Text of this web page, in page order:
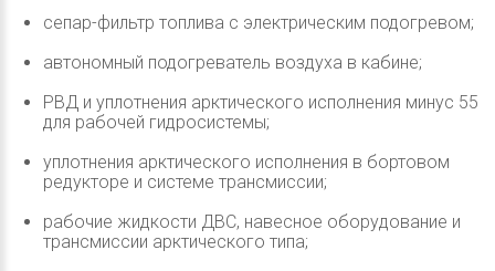
сепар-фильтр топлива с электрическим подогревом;
автономный подогреватель воздуха в кабине;
РВД и уплотнения арктического исполнения минус 55
для рабочей гидросистемы;
уплотнения арктического исполнения в бортовом
редукторе и системе трансмиссии;
рабочие жидкости ДВС, навесное оборудование и
трансмиссии арктического типа;